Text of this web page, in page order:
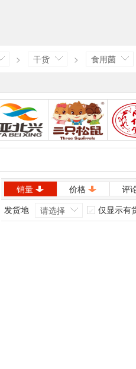
> 干货 >
食用菌
亚北兴 三只松鼠
同
销量 价格
评
发货地
请选择 仅显示有